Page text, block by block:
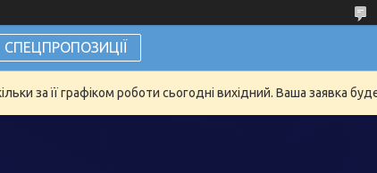
СПЕЦПРОПОЗИЦІЇ
за її графіком роботи сьогодні вихідний. Ваша заявка